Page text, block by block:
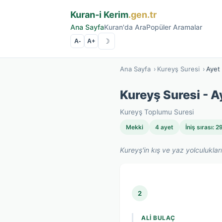
Kuran-i Kerim.gen.tr
Ana SayfaKuran'da AraPopüler Aramalar
A- A+ ☽
Ana Sayfa › Kureyş Suresi ›Ayet
Kureyş Suresi -
Kureyş Toplumu Suresi
Mekki 4 ayet İniş sırası: 29
Kureyş'in kış ve yaz yolculukları
2
ALI BULAÇ